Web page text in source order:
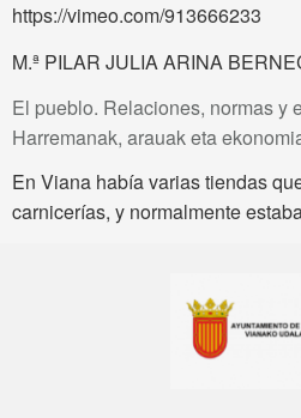
https://vimeo.com/913666233
M.ª PILAR JULIA ARINA
El pueblo. Relaciones, normas y
Harremanak, arauak eta
En Viana había varias tiendas
carnicerías, y normalmente